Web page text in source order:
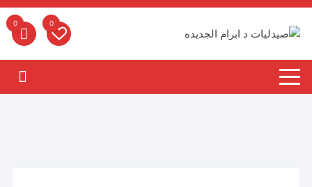
التجاوز
إلى
المحتوى
0
0